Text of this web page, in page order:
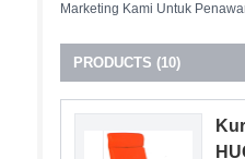
Marketing Kami Untuk
PRODUCTS (10)